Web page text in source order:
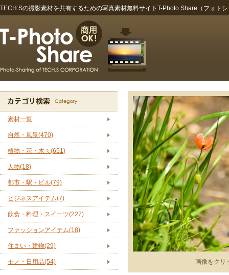
TECH.Sの撮影素材を共有するための写真素材無料サイトT-Photo Share（フォト
素材一覧
自然・風景(470)
植物・花・木々(651)
人物(18)
都市・駅・ビル(79)
ビジネスアイテム(7)
飲食・料理・スイーツ(227)
ファッションアイテム(18)
住まい・建物(29)
モノ・日用品(54) 画像をクリ